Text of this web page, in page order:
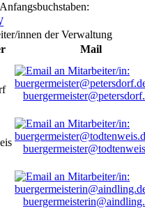
innen der Verwaltung
Mail